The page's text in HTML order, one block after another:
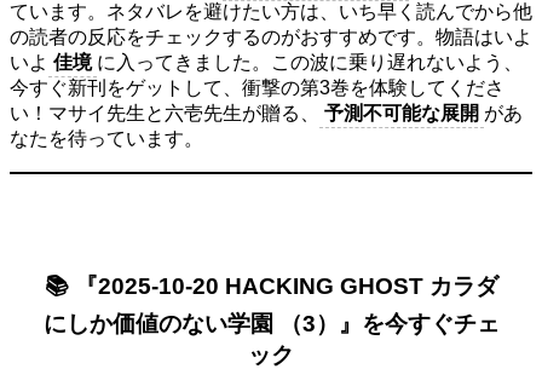
ています。ネタバレを避けたい方は、いち早く読んでから他
の読者の反応をチェックするのがおすすめです。物語はいよ
いよ 佳境 に入ってきました。この波に乗り遅れないよう、
今すぐ新刊をゲットして、衝撃の第3巻を体験してくださ
い！マサイ先生と六壱先生が贈る、
予測不可能な展開 があ
なたを待っています。
📚 『2025-10-20 HACKING GHOST カラダ
にしか価値のない学園 （3）』を今すぐチェ
ック